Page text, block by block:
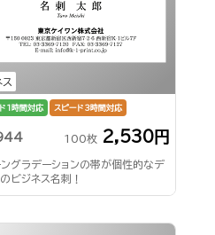
ス
1時間対応 スピード3時間対応
100枚 2,530円
ングラデーションの帯が個性的なデ
ビジネス名刺！